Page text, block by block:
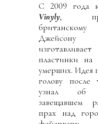
С 2009 года
Vinyly,
пластинки на
умерших. Идея
голову
узнал об
завещавшем
прах над